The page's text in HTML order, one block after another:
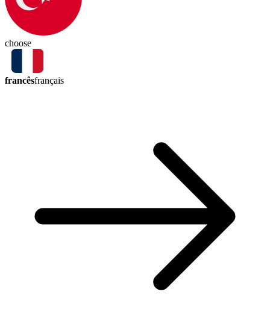
choose
francêsfrançais